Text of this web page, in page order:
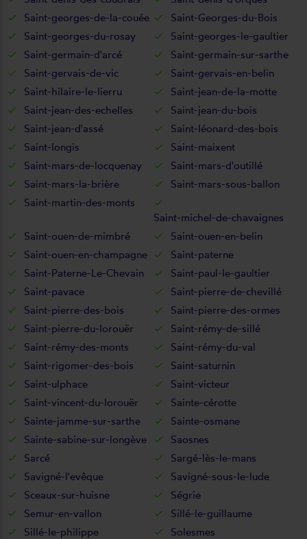
Saint-georges-de-la-couée
Saint-Georges-du-Bois
Saint-georges-du-rosay
Saint-georges-le-gaultier
Saint-germain-d'arcé
Saint-germain-sur-sarthe
Saint-gervais-de-vic
Saint-gervais-en-belin
Saint-hilaire-le-lierru
Saint-jean-de-la-motte
Saint-jean-des-echelles
Saint-jean-du-bois
Saint-jean-d'assé
Saint-léonard-des-bois
Saint-longis
Saint-maixent
Saint-mars-de-locquenay
Saint-mars-d'outillé
Saint-mars-la-brière
Saint-mars-sous-ballon
Saint-martin-des-monts
Saint-michel-de-chavaignes
Saint-ouen-de-mimbré
Saint-ouen-en-belin
Saint-ouen-en-champagne
Saint-paterne
Saint-Paterne-Le-Chevain
Saint-paul-le-gaultier
Saint-pavace
Saint-pierre-de-chevillé
Saint-pierre-des-bois
Saint-pierre-des-ormes
Saint-pierre-du-lorouër
Saint-rémy-de-sillé
Saint-rémy-des-monts
Saint-rémy-du-val
Saint-rigomer-des-bois
Saint-saturnin
Saint-ulphace
Saint-victeur
Saint-vincent-du-lorouër
Sainte-cérotte
Sainte-jamme-sur-sarthe
Sainte-osmane
Sainte-sabine-sur-longève
Saosnes
Sarcé
Sargé-lès-le-mans
Savigné-l'evêque
Savigné-sous-le-lude
Sceaux-sur-huisne
Ségrie
Semur-en-vallon
Sillé-le-guillaume
Sillé-le-philippe
Solesmes